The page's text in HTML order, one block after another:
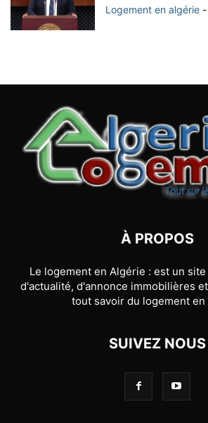
Logement en algérie -
À PROPOS
Le logement en Algérie : est un
d'actualité, d'annonce immobilières
tout savoir du logement en
SUIVEZ NOUS